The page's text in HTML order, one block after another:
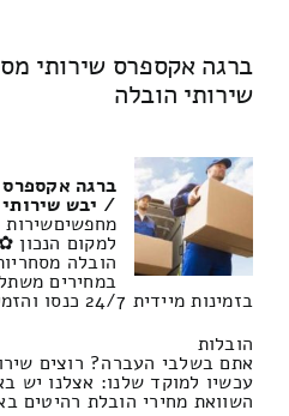
ברגה אקספרס שירותי
שירותי הובלה
ברגה אקספרס
/ יבש שירותי
למקום הנכון
הובלה
במחירים
בזמינות מיידית 24/7 כנסו והזמינו ✿
הובלות
אתם בשלבי העברה? רוצים
עכשיו למוקד שלנו: אצלנו יש
השוואת מחירי הובלת